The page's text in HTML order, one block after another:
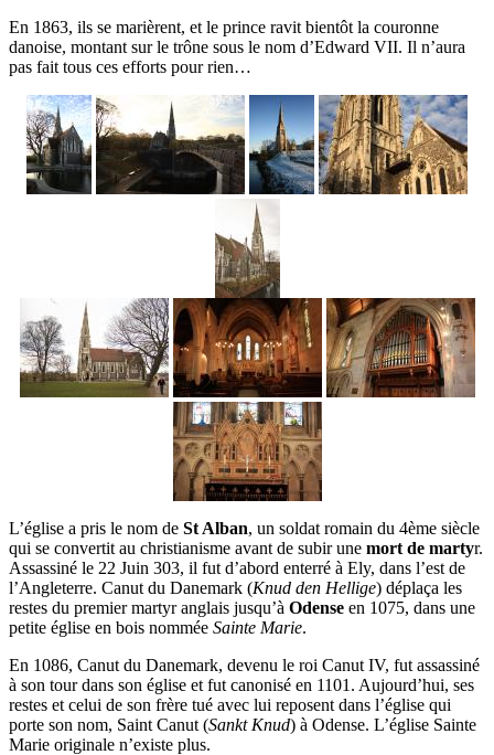
En 1863, ils se marièrent, et le prince ravit bientôt la couronne
danoise, montant sur le trône sous le nom d’Edward VII. Il n’aura
pas fait tous ces efforts pour rien…
L’église a pris le nom de St Alban, un soldat romain du 4ème siècle
qui se convertit au christianisme avant de subir une mort de martyr.
Assassiné le 22 Juin 303, il fut d’abord enterré à Ely, dans l’est de
l’Angleterre. Canut du Danemark (Knud den Hellige) déplaça les
restes du premier martyr anglais jusqu’à Odense en 1075, dans une
petite église en bois nommée Sainte Marie.
En 1086, Canut du Danemark, devenu le roi Canut IV, fut assassiné
à son tour dans son église et fut canonisé en 1101. Aujourd’hui, ses
restes et celui de son frère tué avec lui reposent dans l’église qui
porte son nom, Saint Canut (Sankt Knud) à Odense. L’église Sainte
Marie originale n’existe plus.